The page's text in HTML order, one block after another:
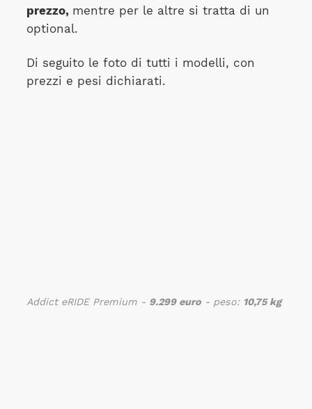
prezzo, mentre per le altre si tratta di un
optional.
Di seguito le foto di tutti i modelli, con
prezzi e pesi dichiarati.
Addict eRIDE Premium - 9.299 euro- peso: 10,75 kg